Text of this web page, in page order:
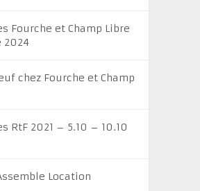
Fourche et Champ Libre
2024
chez Fourche et Champ
RtF 2021 – 5.10 – 10.10
Location